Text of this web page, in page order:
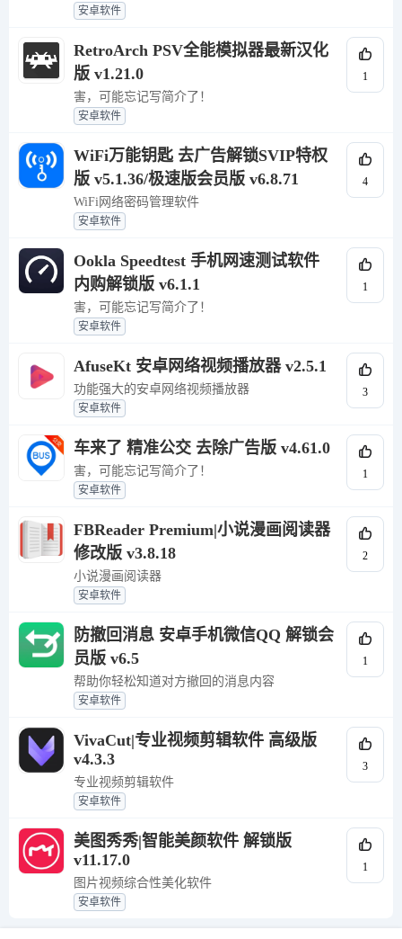
与互动
安卓软件
RetroArch PSV全能模拟器最新汉化
版 v1.21.0
害，可能忘记写简介了！
安卓软件
1
WiFi万能钥匙 去广告解锁SVIP特权
版 v5.1.36/极速版会员版 v6.8.71
WiFi网络密码管理软件
安卓软件
4
Ookla Speedtest 手机网速测试软件
内购解锁版 v6.1.1
害，可能忘记写简介了！
安卓软件
1
AfuseKt 安卓网络视频播放器 v2.5.1
功能强大的安卓网络视频播放器
安卓软件
3
车来了 精准公交 去除广告版 v4.61.0
害，可能忘记写简介了！
安卓软件
1
FBReader Premium|小说漫画阅读器
修改版 v3.8.18
小说漫画阅读器
安卓软件
2
防撤回消息 安卓手机微信QQ 解锁会
员版 v6.5
帮助你轻松知道对方撤回的消息内容
安卓软件
1
VivaCut|专业视频剪辑软件 高级版
v4.3.3
专业视频剪辑软件
安卓软件
3
美图秀秀|智能美颜软件 解锁版
v11.17.0
图片视频综合性美化软件
安卓软件
1